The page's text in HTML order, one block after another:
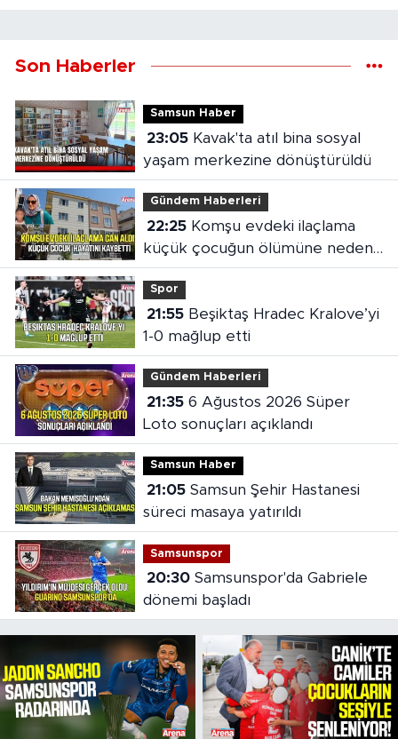
Son Haberler
Samsun Haber
23:05Kavak'ta atıl bina sosyal
yaşam merkezine dönüştürüldü
Gündem Haberleri
22:25Komşu evdeki ilaçlama
küçük çocuğun ölümüne neden
oldu
Spor
21:55Beşiktaş Hradec Kralove’yi
1-0 mağlup etti
Gündem Haberleri
21:356 Ağustos 2026 Süper
Loto sonuçları açıklandı
Samsun Haber
21:05Samsun Şehir Hastanesi
süreci masaya yatırıldı
Samsunspor
20:30Samsunspor'da Gabriele
dönemi başladı